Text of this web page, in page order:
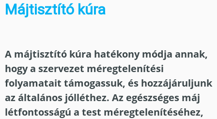
Májtisztító kúra
A májtisztító kúra hatékony módja annak,
hogy a szervezet méregtelenítési
folyamatait támogassuk, és hozzájáruljunk
az általános jólléthez. Az egészséges máj
létfontosságú a test méregtelenítéséhez,